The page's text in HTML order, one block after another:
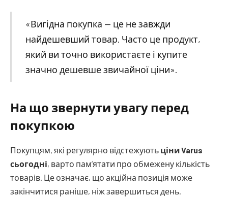
«Вигідна покупка — це не завжди
найдешевший товар. Часто це продукт,
який ви точно використаєте і купите
значно дешевше звичайної ціни».
На що звернути увагу перед
покупкою
Покупцям, які регулярно відстежують ціни Varus
сьогодні, варто пам’ятати про обмежену кількість
товарів. Це означає, що акційна позиція може
закінчитися раніше, ніж завершиться день.